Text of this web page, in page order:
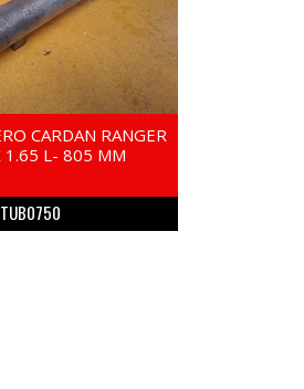
CARDAN RANGER
L- 805 MM
TUB0750